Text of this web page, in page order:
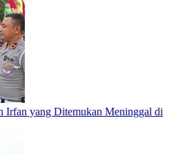
Irfan yang Ditemukan Meninggal di